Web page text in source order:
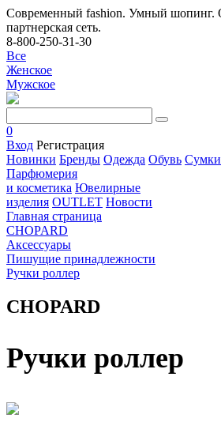
Современный fashion. Умный шопинг.
партнерская сеть.
8-800-250-31-30
Все
Женское
Мужское
0
Вход Регистрация
Новинки Бренды Одежда Обувь Сумки
Парфюмерия
и косметика Ювелирные
изделия OUTLET Новости
Главная страница
CHOPARD
Аксессуары
Пишущие принадлежности
Ручки роллер
CHOPARD
Ручки роллер